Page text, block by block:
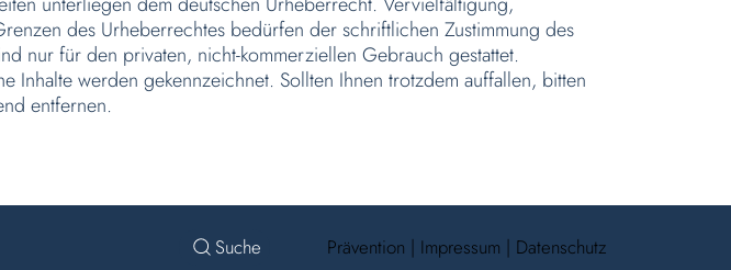
des Urheberrechtes bedürfen der schriftlichen Zustimmung des
nur für den privaten, nicht-kommerziellen Gebrauch gestattet.
werden gekennzeichnet. Sollten Ihnen trotzdem auffallen, bitten
entfernen.
Prävention | Impressum | Datenschutz